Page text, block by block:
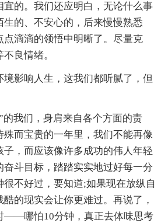
宜的。我们还应明白，无论什么事
的、不安心的，后来慢慢熟悉
点滴滴的领悟中明晰了。尽量克
良情绪。
境影响人生，这我们都听腻了，但
的我们，身肩来自各个方面的责
而宝贵的一年里，我们不能再像
，而应该像许多成功的伟人年轻
奋斗目标，踏踏实实地过好每一分
不好过，要知道;如果现在放纵自
的现实会让你更难过。再说了，
——哪怕10分钟，真正去体味思考